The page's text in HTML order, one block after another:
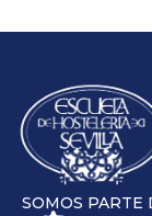
SOMOS PARTE